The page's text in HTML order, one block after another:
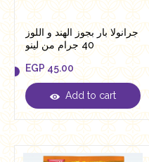
جرانولا بار بجوز الهند و اللوز
40 جرام من لينو
EGP 45.00
EGP 45.00
Add to cart